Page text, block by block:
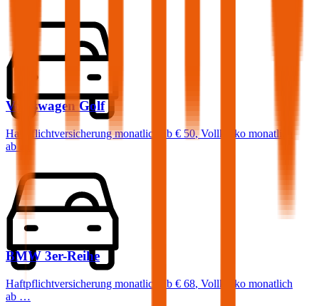
Volkswagen Golf
Haftpflichtversicherung monatlich ab € 50,Vollkasko monatlich
ab …
BMW 3er-Reihe
Haftpflichtversicherung monatlich ab € 68, Vollkasko monatlich
ab …